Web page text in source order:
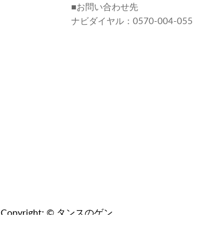
■お問い合わせ先
ナビダイヤル：0570-004-055
Copyright: © タンスのゲン.